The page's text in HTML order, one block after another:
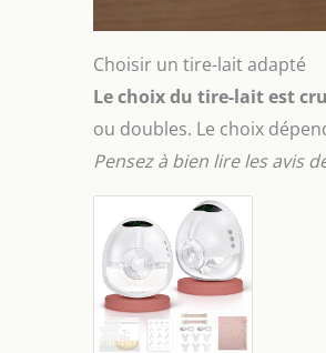
Choisir un tire-lait adapté
Le choix du tire-lait est
ou doubles. Le choix
Pensez à bien lire les avis